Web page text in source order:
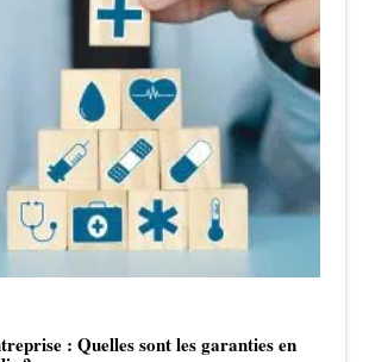
: Quelles sont les garanties en